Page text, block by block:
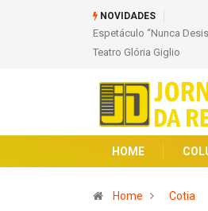
NOVIDADES
Espetáculo “Nunca Desista
Teatro Glória Giglio
HOME
Home Cotia